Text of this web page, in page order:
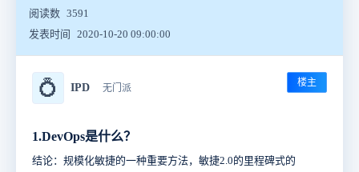
阅读数 3591
发表时间
2020-10-20 09:00:00
💍 IPD 无门派 楼主
1.DevOps是什么？
结论：规模化敏捷的一种重要方法，敏捷2.0的里程碑式的